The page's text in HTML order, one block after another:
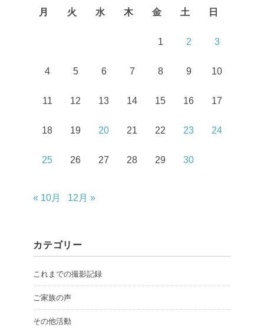
月 火 水 木 金 土 日
1 2 3
4 5 6 7 8 9 10
11 12 13 14 15 16 17
18 19 20 21 22 23 24
25 26 27 28 29 30
« 10月 12月 »
カテゴリー
これまでの撮影記録
ご家族の声
その他活動